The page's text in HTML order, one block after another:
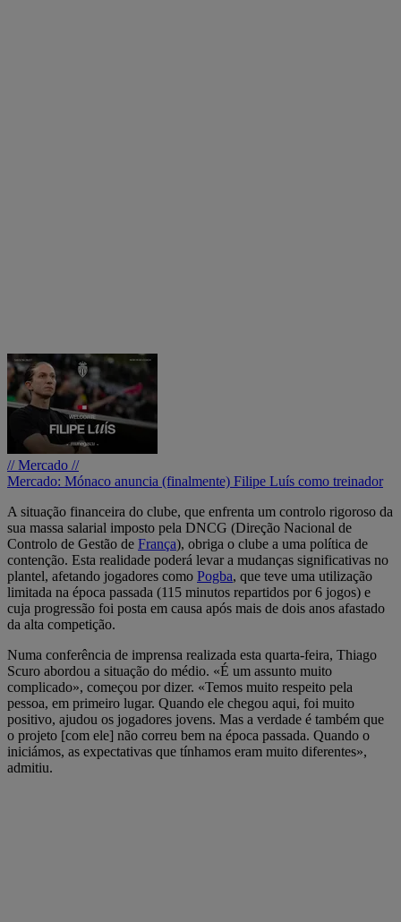
// Mercado //
Mercado: Mónaco anuncia (finalmente) Filipe Luís como treinador
A situação financeira do clube, que enfrenta um controlo rigoroso da
sua massa salarial imposto pela DNCG (Direção Nacional de
Controlo de Gestão de França), obriga o clube a uma política de
contenção. Esta realidade poderá levar a mudanças significativas no
plantel, afetando jogadores como Pogba, que teve uma utilização
limitada na época passada (115 minutos repartidos por 6 jogos) e
cuja progressão foi posta em causa após mais de dois anos afastado
da alta competição.
Numa conferência de imprensa realizada esta quarta-feira, Thiago
Scuro abordou a situação do médio. «É um assunto muito
complicado», começou por dizer. «Temos muito respeito pela
pessoa, em primeiro lugar. Quando ele chegou aqui, foi muito
positivo, ajudou os jogadores jovens. Mas a verdade é também que
o projeto [com ele] não correu bem na época passada. Quando o
iniciámos, as expectativas que tínhamos eram muito diferentes»,
admitiu.